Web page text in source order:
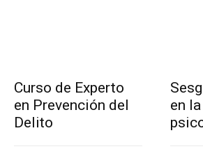
Curso de Experto
en Prevención del
Delito
en